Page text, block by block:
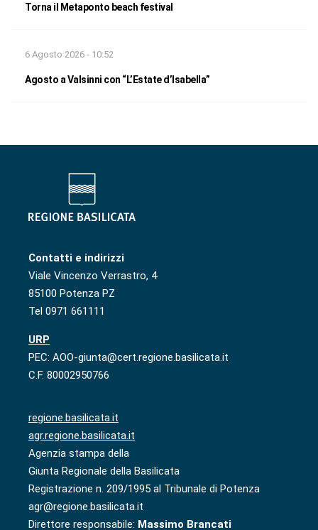
Torna il Metaponto beach festival
6 Agosto 2026 - 10:52
Agosto a Valsinni con “L’Estate d’Isabella”
Contatti e indirizzi
Viale Vincenzo Verrastro, 4
85100 Potenza PZ
Tel 0971 661111
URP
PEC: AOO-giunta@cert.regione.basilicata.it
C.F. 80002950766
regione.basilicata.it
agr.regione.basilicata.it
Agenzia stampa della
Giunta Regionale della Basilicata
Registrazione n. 209/1995 al Tribunale di Potenza
agr@regione.basilicata.it
Direttore responsabile: Massimo Brancati